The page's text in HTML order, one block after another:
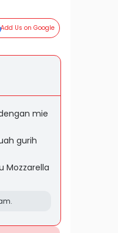
Add Us on Google
mie
gurih
Mozzarella